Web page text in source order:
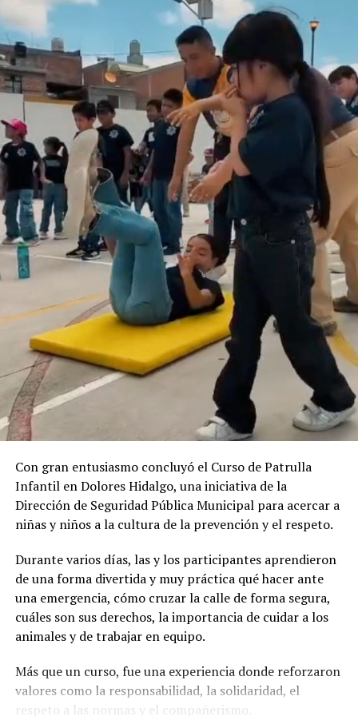
Personal de Tránsito y Movilidad implementó un desvío
hacia la calle Primero de Mayo para desahogar el flujo
vehicular de bajada, mientras la circulación en sentido
ascendente continuó operando de manera habitual
gracias a la contención del muro central.
A través del comunicado oficial, la Secretaría de
Seguridad Ciudadana reiteró el llamado a los
propietarios y empresas de transporte para realizar
revisiones periódicas al estado físico y mecánico de sus
vehículos, enfatizando que el mantenimiento
preventivo es fundamental para evitar fallas
estructurales y proteger a quienes transitan por las vías
del municipio.
Con gran entusiasmo concluyó el Curso de Patrulla
Infantil en Dolores Hidalgo, una iniciativa de la
Dirección de Seguridad Pública Municipal para acercar a
niñas y niños a la cultura de la prevención y el respeto.
Durante varios días, las y los participantes aprendieron
de una forma divertida y muy práctica qué hacer ante
una emergencia, cómo cruzar la calle de forma segura,
cuáles son sus derechos, la importancia de cuidar a los
animales y de trabajar en equipo.
Más que un curso, fue una experiencia donde reforzaron
valores como la responsabilidad, la solidaridad, el
respeto a las normas y el compañerismo.